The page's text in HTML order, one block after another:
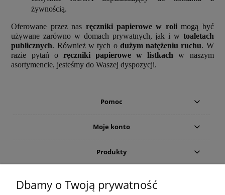
żywnością.
Oferowane przez nas ręczniki papierowe w rolimogą być
używane zarówno w domach prywatnych, jak i w toaletach
publicznych. Również w tych o dużym natężeniu ruchu. W
razie pytań o ręczniki papierowe w listkach w naszym
asortymencie, jesteśmy do Waszej dyspozycji.
Pomoc
Moje konto
Produkty
Dbamy o Twoją prywatność